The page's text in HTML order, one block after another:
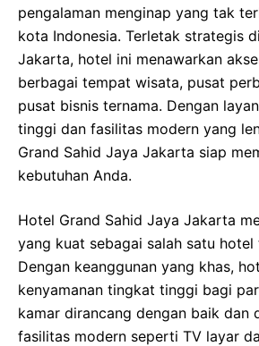
pengalaman menginap yang tak
kota Indonesia. Terletak strategis
Jakarta, hotel ini menawarkan
berbagai tempat wisata, pusat
pusat bisnis ternama. Dengan
tinggi dan fasilitas modern yang
Grand Sahid Jaya Jakarta siap
kebutuhan Anda.
Hotel Grand Sahid Jaya Jakarta
yang kuat sebagai salah satu
Dengan keanggunan yang khas,
kenyamanan tingkat tinggi bagi
kamar dirancang dengan baik dan
fasilitas modern seperti TV layar